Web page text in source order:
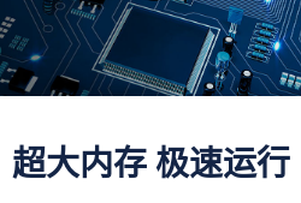
超大内存 极速运行